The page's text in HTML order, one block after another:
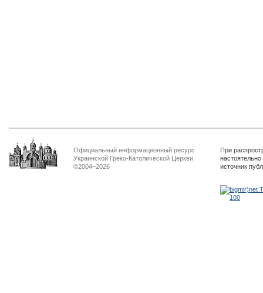
Официальный информационный ресурс
Украинской Греко-Католической Церкви
©2004–2026
При
источник